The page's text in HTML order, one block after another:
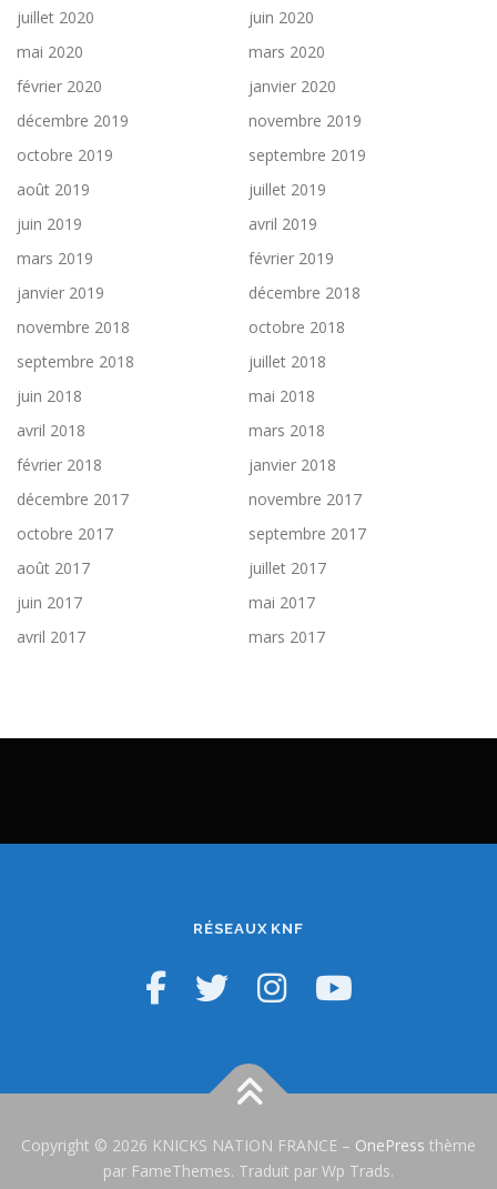
juillet 2020
juin 2020
mai 2020
mars 2020
février 2020
janvier 2020
décembre 2019
novembre 2019
octobre 2019
septembre 2019
août 2019
juillet 2019
juin 2019
avril 2019
mars 2019
février 2019
janvier 2019
décembre 2018
novembre 2018
octobre 2018
septembre 2018
juillet 2018
juin 2018
mai 2018
avril 2018
mars 2018
février 2018
janvier 2018
décembre 2017
novembre 2017
octobre 2017
septembre 2017
août 2017
juillet 2017
juin 2017
mai 2017
avril 2017
mars 2017
RÉSEAUX KNF
Copyright © 2026 KNICKS NATION FRANCE – OnePress thème
par FameThemes. Traduit par Wp Trads.